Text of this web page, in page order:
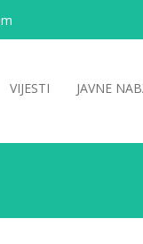
VIJESTI JAVNE